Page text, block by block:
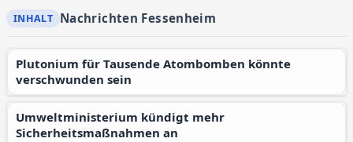
Nachrichten Fessenheim
Plutonium für Tausende Atombomben könnte
verschwunden sein
Umweltministerium kündigt mehr
Sicherheitsmaßnahmen an